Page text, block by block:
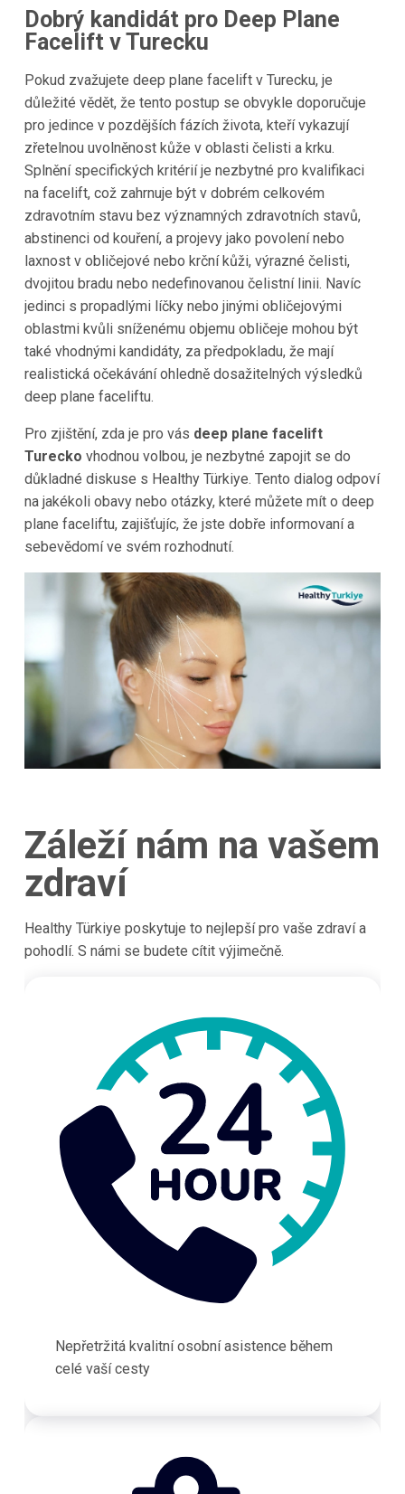
Dobrý kandidát pro Deep Plane
Facelift v Turecku
Pokud zvažujete deep plane facelift v Turecku, je
důležité vědět, že tento postup se obvykle doporučuje
pro jedince v pozdějších fázích života, kteří vykazují
zřetelnou uvolněnost kůže v oblasti čelisti a krku.
Splnění specifických kritérií je nezbytné pro kvalifikaci
na facelift, což zahrnuje být v dobrém celkovém
zdravotním stavu bez významných zdravotních stavů,
abstinenci od kouření, a projevy jako povolení nebo
laxnost v obličejové nebo krční kůži, výrazné čelisti,
dvojitou bradu nebo nedefinovanou čelistní linii. Navíc
jedinci s propadlými líčky nebo jinými obličejovými
oblastmi kvůli sníženému objemu obličeje mohou být
také vhodnými kandidáty, za předpokladu, že mají
realistická očekávání ohledně dosažitelných výsledků
deep plane faceliftu.
Pro zjištění, zda je pro vás deep plane facelift
Turecko vhodnou volbou, je nezbytné zapojit se do
důkladné diskuse s Healthy Türkiye. Tento dialog odpoví
na jakékoli obavy nebo otázky, které můžete mít o deep
plane faceliftu, zajišťujíc, že jste dobře informovaní a
sebevědomí ve svém rozhodnutí.
Záleží nám na vašem
zdraví
Healthy Türkiye poskytuje to nejlepší pro vaše zdraví a
pohodlí. S námi se budete cítit výjimečně.
Nepřetržitá kvalitní osobní asistence během
celé vaší cesty